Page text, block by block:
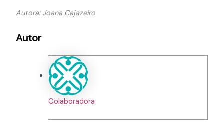
Autora: Joana Cajazeiro
Autor
Colaboradora